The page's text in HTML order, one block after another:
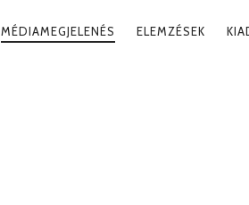
MÉDIAMEGJELENÉS ELEMZÉSEK